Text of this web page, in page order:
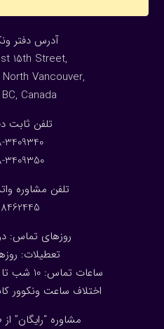
:آدرس دفتر
15th Street,
Vancouver,
Canada
:تلفن ثابت
3409340
3409350
تلفن مشاوره
روزهای تماس:
تعطیلات:
ساعات تماس: 10 شب تا 5 صبح به وقت ایران
اختلاف ساعت ونکوور
مشاوره “رایگان”